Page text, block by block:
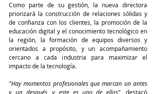
Como parte de su gestión, la nueva directora
priorizará la construcción de relaciones sólidas y
de confianza con los clientes, la promoción de la
educación digital y el conocimiento tecnológico en
la región, la formación de equipos diversos y
orientados a propósito, y un acompañamiento
cercano a cada industria para maximizar el
impacto de la tecnología.
"Hay momentos profesionales que marcan un antes
y un después, y este es uno de ellos" , destacó